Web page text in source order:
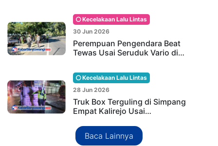
Kecelakaan Lalu Lintas
30 Jun 2026
Perempuan Pengendara Beat
Tewas Usai Seruduk Vario di…
Kecelakaan Lalu Lintas
28 Jun 2026
Truk Box Terguling di Simpang
Empat Kalirejo Usai…
Baca Lainnya